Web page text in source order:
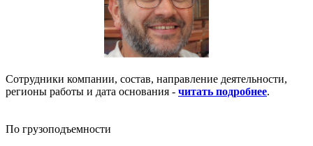
Сотрудники компании, состав, направление деятельности,
регионы работы и дата основания - читать подробнее.
По грузоподъемности